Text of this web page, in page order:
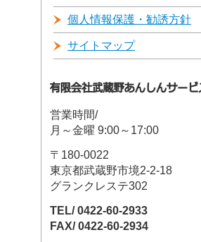
個人情報保護・勧誘方針
サイトマップ
営業時間/
月～金曜 9:00～17:00
〒180-0022
東京都武蔵野市境2-2-18
グランクレステ302
TEL/ 0422-60-2933
FAX/ 0422-60-2934